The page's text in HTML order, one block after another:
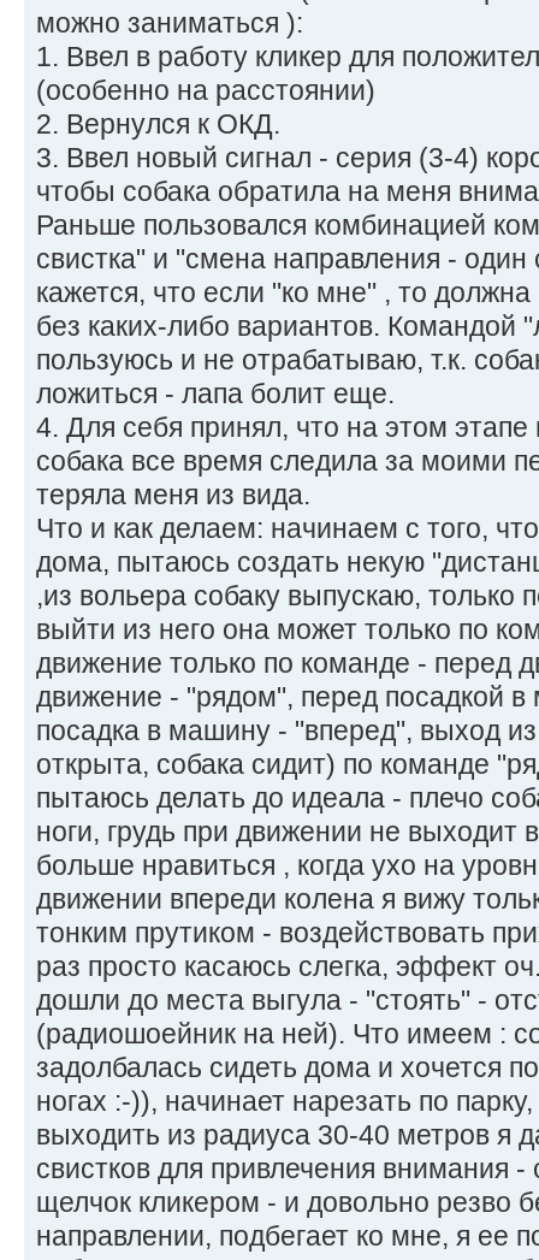
можно заниматься ):
1. Ввел в работу кликер для
(особенно на расстоянии)
2. Вернулся к ОКД.
3. Ввел новый сигнал - серия (3-4)
чтобы собака обратила на меня
Раньше пользовался комбинацией
свистка" и "смена направления - один
кажется, что если "ко мне" , то
без каких-либо вариантов. Командой
пользуюсь и не отрабатываю, т.к.
ложиться - лапа болит еще.
4. Для себя принял, что на этом
собака все время следила за моими
теряла меня из вида.
Что и как делаем: начинаем с того,
дома, пытаюсь создать некую
,из вольера собаку выпускаю, только
выйти из него она может только по
движение только по команде - перед
движение - "рядом", перед посадкой в
посадка в машину - "вперед", выход
открыта, собака сидит) по команде
пытаюсь делать до идеала - плечо
ноги, грудь при движении не выходит
больше нравиться , когда ухо на
движении впереди колена я вижу
тонким прутиком - воздействовать
раз просто касаюсь слегка, эффект
дошли до места выгула - "стоять" -
(радиошоейник на ней). Что имеем :
задолбалась сидеть дома и хочется
ногах :-)), начинает нарезать по
выходить из радиуса 30-40 метров я
свистков для привлечения внимания -
щелчок кликером - и довольно резво
направлении, подбегает ко мне, я ее